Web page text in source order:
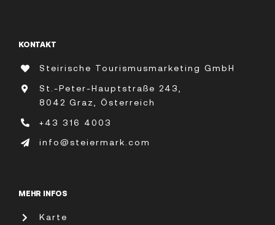
KONTAKT
Steirische Tourismusmarketing GmbH
St.-Peter-Hauptstraße 243,
8042 Graz, Österreich
+43 316 4003
info@steiermark.com
MEHR INFOS
Karte